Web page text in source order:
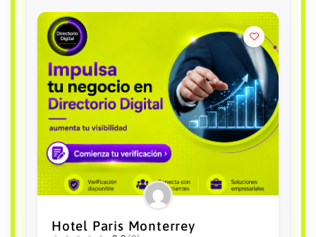
City Express Plus by Marriott